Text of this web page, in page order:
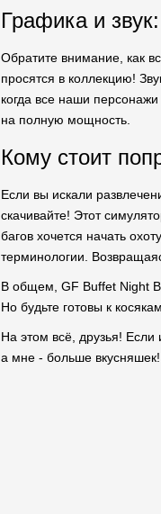
Графика и
Обратите внимание, как
просятся в коллекцию!
когда все наши
на полную мощность.
Кому стоит
Если вы искали
скачивайте! Этот
багов хочется начать
терминологии.
В общем, GF Buffet Night
Но будьте готовы к
На этом всё, друзья!
а мне - больше вкусняшек!